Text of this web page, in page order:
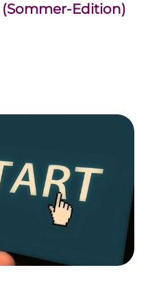
Edition)